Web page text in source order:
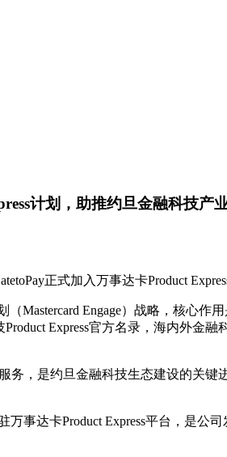
计划，助推约旦金融科技产
正式加入万事达卡Product
（Mastercard Engage）战略，核心
Product Express官方名录，海内外
服务，是约旦金融科技生态建设的
万事达卡Product Express平台，是